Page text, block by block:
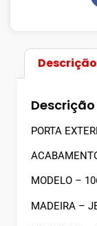
Descrição
Descrição
PORTA
MODELO –
MADEIRA –